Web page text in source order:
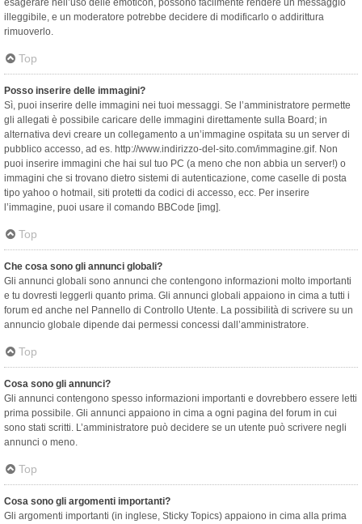
esagerare nell’uso delle emoticon, possono facilmente rendere un messaggio
illeggibile, e un moderatore potrebbe decidere di modificarlo o addirittura
rimuoverlo.
Top
Posso inserire delle immagini?
Sì, puoi inserire delle immagini nei tuoi messaggi. Se l’amministratore permette
gli allegati è possibile caricare delle immagini direttamente sulla Board; in
alternativa devi creare un collegamento a un’immagine ospitata su un server di
pubblico accesso, ad es. http://www.indirizzo-del-sito.com/immagine.gif. Non
puoi inserire immagini che hai sul tuo PC (a meno che non abbia un server!) o
immagini che si trovano dietro sistemi di autenticazione, come caselle di posta
tipo yahoo o hotmail, siti protetti da codici di accesso, ecc. Per inserire
l’immagine, puoi usare il comando BBCode [img].
Top
Che cosa sono gli annunci globali?
Gli annunci globali sono annunci che contengono informazioni molto importanti
e tu dovresti leggerli quanto prima. Gli annunci globali appaiono in cima a tutti i
forum ed anche nel Pannello di Controllo Utente. La possibilità di scrivere su un
annuncio globale dipende dai permessi concessi dall’amministratore.
Top
Cosa sono gli annunci?
Gli annunci contengono spesso informazioni importanti e dovrebbero essere letti
prima possibile. Gli annunci appaiono in cima a ogni pagina del forum in cui
sono stati scritti. L’amministratore può decidere se un utente può scrivere negli
annunci o meno.
Top
Cosa sono gli argomenti importanti?
Gli argomenti importanti (in inglese, Sticky Topics) appaiono in cima alla prima